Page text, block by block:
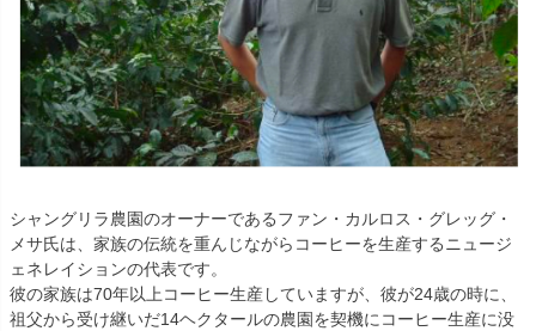
シャングリラ農園のオーナーであるファン・カルロス・グレッグ・
メサ氏は、家族の伝統を重んじながらコーヒーを生産するニュージ
ェネレイションの代表です。
彼の家族は70年以上コーヒー生産していますが、彼が24歳の時に、
祖父から受け継いだ14ヘクタールの農園を契機にコーヒー生産に没